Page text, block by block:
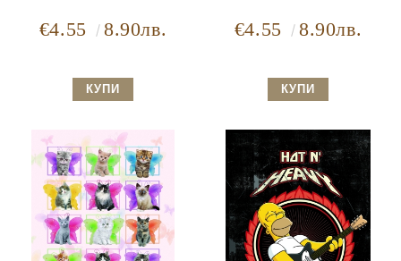
€4.55 8.90лв. €4.55 8.90лв.